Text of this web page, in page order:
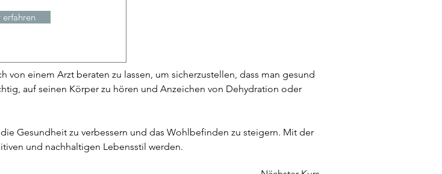
erfahren
einem Arzt beraten zu lassen, um sicherzustellen, dass man gesund
auf seinen Körper zu hören und Anzeichen von Dehydration oder
Gesundheit zu verbessern und das Wohlbefinden zu steigern. Mit der
und nachhaltigen Lebensstil werden.